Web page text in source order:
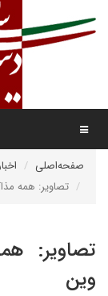
صفحه‌اصلی
تصاویر: همه
تصاویر:
وین